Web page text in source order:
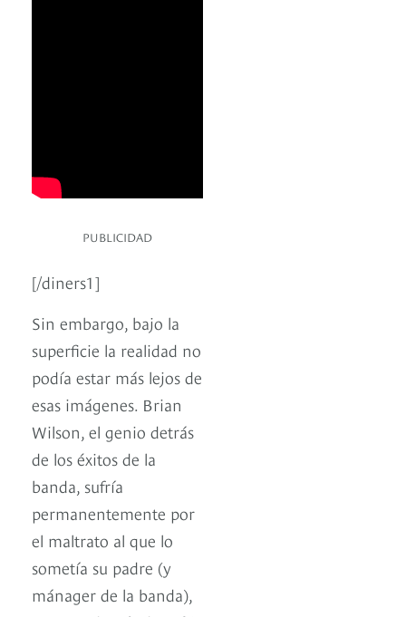
PUBLICIDAD
[/diners1]
Sin embargo, bajo la
superficie la realidad no
podía estar más lejos de
esas imágenes. Brian
Wilson, el genio detrás
de los éxitos de la
banda, sufría
permanentemente por
el maltrato al que lo
sometía su padre (y
mánager de la banda),